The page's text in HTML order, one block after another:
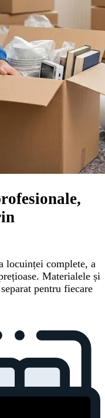
locuinței complete, a
Materialele și
pentru fiecare